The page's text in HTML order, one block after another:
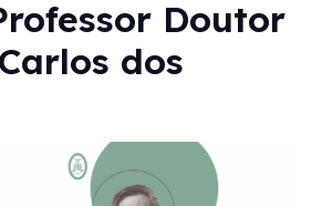
Doutor
dos